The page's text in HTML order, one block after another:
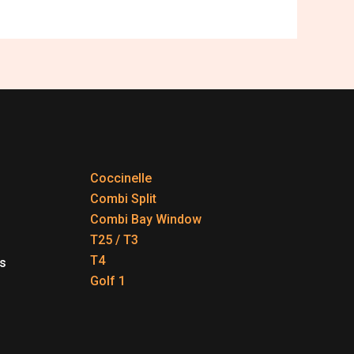
Coccinelle
Combi Split
Combi Bay Window
T25 / T3
T4
Golf 1